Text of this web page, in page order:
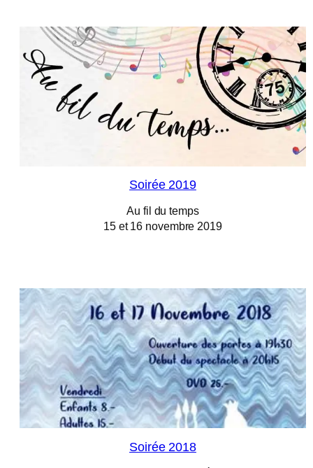
Soirée 2019
Au fil du temps
15 et 16 novembre 2019
Soirée 2018